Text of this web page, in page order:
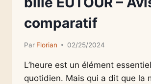
comparatif
Par Florian 02/25/2024
L’heure est un élément
quotidien. Mais qui a dit que la